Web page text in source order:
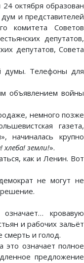
октября образован
и представителей
комитета Советов
депутатов,
депутатов, Совета
думы. Телефоны для
объявлением войны
немного позже
газета,
начиналась крупно
земли!».
как и Ленин. Вот
не могут не
кровавую
и рабочих зальёт
и голод.
это означает полное
предложение